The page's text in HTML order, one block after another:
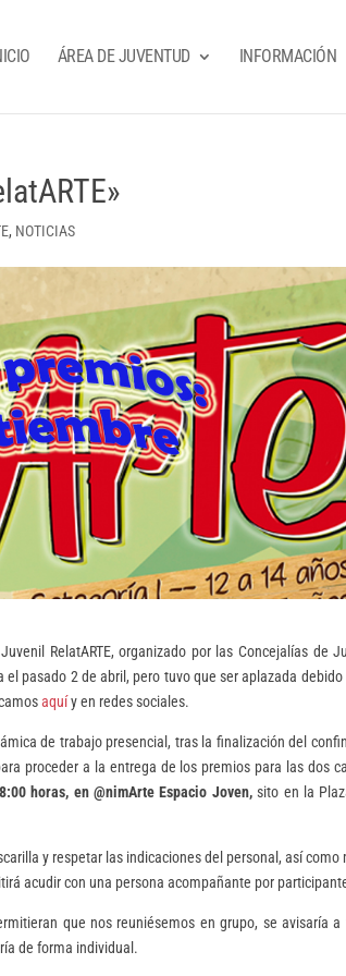
ÁREA DE JUVENTUD INFORMACIÓN
, NOTICIAS
RelatARTE, organizado por las Concejalías de
pasado 2 de abril, pero tuvo que ser aplazada
aquíy en redes sociales.
de trabajo presencial, tras la finalización del
proceder a la entrega de los premios para las dos
horas, en @nimArte Espacio Joven,sito en la
y respetar las indicaciones del personal, así como
acudir con una persona acompañante por
que nos reuniésemos en grupo, se avisaría a
de forma individual.